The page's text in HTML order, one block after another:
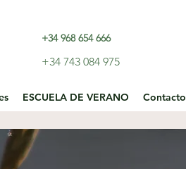
+34 968 654 666
+34 743 084 975
ESCUELA DE VERANO Contacto